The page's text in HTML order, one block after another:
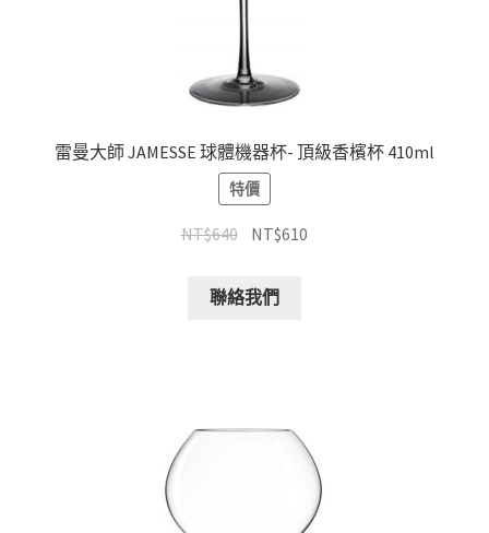
雷曼大師 JAMESSE 球體機器杯- 頂級香檳杯 410ml
特價
NT$640 NT$610
聯絡我們